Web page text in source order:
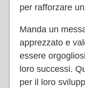
per rafforzare
Manda un
apprezzato e
essere
loro successi.
per il loro